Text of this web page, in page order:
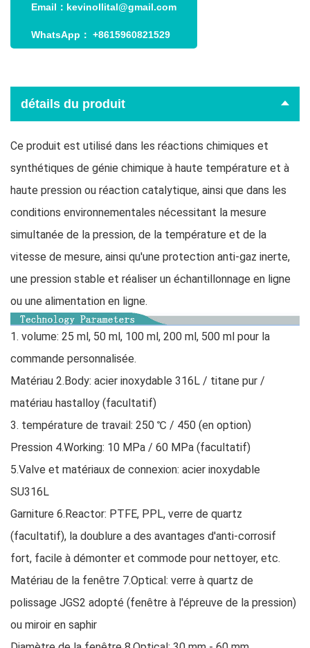
Email： kevinollital@gmail.com
WhatsApp： +8615960821529
détails du produit
Ce produit est utilisé dans les réactions chimiques et
synthétiques de génie chimique à haute température et à
haute pression ou réaction catalytique, ainsi que dans les
conditions environnementales nécessitant la mesure
simultanée de la pression, de la température et de la
vitesse de mesure, ainsi qu'une protection anti-gaz inerte,
une pression stable et réaliser un échantillonnage en ligne
ou une alimentation en ligne.
1. volume: 25 ml, 50 ml, 100 ml, 200 ml, 500 ml pour la
commande personnalisée.
Matériau 2.Body: acier inoxydable 316L / titane pur /
matériau hastalloy (facultatif)
3. température de travail: 250 ℃ / 450 (en option)
Pression 4.Working: 10 MPa / 60 MPa (facultatif)
5.Valve et matériaux de connexion: acier inoxydable
SU316L
Garniture 6.Reactor: PTFE, PPL, verre de quartz
(facultatif), la doublure a des avantages d'anti-corrosif
fort, facile à démonter et commode pour nettoyer, etc.
Matériau de la fenêtre 7.Optical: verre à quartz de
polissage JGS2 adopté (fenêtre à l'épreuve de la pression)
ou miroir en saphir